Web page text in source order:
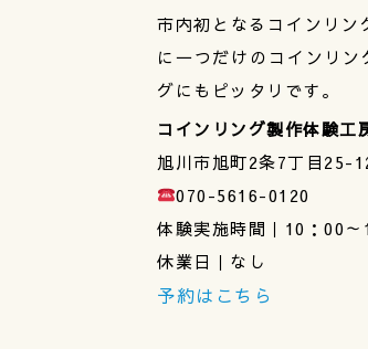
市内初となるコインリ
に一つだけのコインリ
グにもピッタリです。
コインリング製作体験工
旭川市旭町2条7丁目25-
070-5616-0120
体験実施時間｜10：00～
休業日｜なし
予約はこちら